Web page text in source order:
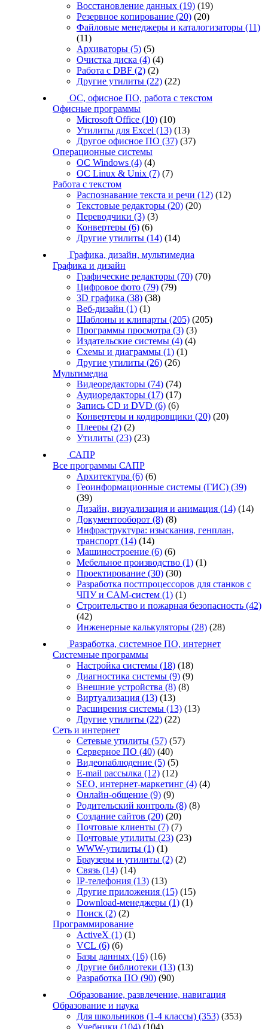
Восстановление данных (19) (19)
Резервное копирование (20) (20)
Файловые менеджеры и каталогизаторы (11)
(11)
Архиваторы (5) (5)
Очистка диска (4) (4)
Работа с DBF (2) (2)
Другие утилиты (22) (22)
ОС, офисное ПО, работа с текстом
Офисные программы
Microsoft Office (10) (10)
Утилиты для Excel (13) (13)
Другое офисное ПО (37) (37)
Операционные системы
ОС Windows (4) (4)
ОС Linux & Unix (7) (7)
Работа с текстом
Распознавание текста и речи (12) (12)
Текстовые редакторы (20) (20)
Переводчики (3) (3)
Конвертеры (6) (6)
Другие утилиты (14) (14)
Графика, дизайн, мультимедиа
Графика и дизайн
Графические редакторы (70) (70)
Цифровое фото (79) (79)
3D графика (38) (38)
Веб-дизайн (1) (1)
Шаблоны и клипарты (205) (205)
Программы просмотра (3) (3)
Издательские системы (4) (4)
Схемы и диаграммы (1) (1)
Другие утилиты (26) (26)
Мультимедиа
Видеоредакторы (74) (74)
Аудиоредакторы (17) (17)
Запись CD и DVD (6) (6)
Конвертеры и кодировщики (20) (20)
Плееры (2) (2)
Утилиты (23) (23)
САПР
Все программы САПР
Архитектура (6) (6)
Геоинформационные системы (ГИС) (39)
(39)
Дизайн, визуализация и анимация (14) (14)
Документооборот (8) (8)
Инфраструктура: изыскания, генплан,
транспорт (14) (14)
Машиностроение (6) (6)
Мебельное производство (1) (1)
Проектирование (30) (30)
Разработка постпроцессоров для станков с
ЧПУ и CAM-систем (1) (1)
Строительство и пожарная безопасность (42)
(42)
Инженерные калькуляторы (28) (28)
Разработка, системное ПО, интернет
Системные программы
Настройка системы (18) (18)
Диагностика системы (9) (9)
Внешние устройства (8) (8)
Виртуализация (13) (13)
Расширения системы (13) (13)
Другие утилиты (22) (22)
Сеть и интернет
Сетевые утилиты (57) (57)
Серверное ПО (40) (40)
Видеонаблюдение (5) (5)
E-mail рассылка (12) (12)
SEO, интернет-маркетинг (4) (4)
Онлайн-общение (9) (9)
Родительский контроль (8) (8)
Создание сайтов (20) (20)
Почтовые клиенты (7) (7)
Почтовые утилиты (23) (23)
WWW-утилиты (1) (1)
Браузеры и утилиты (2) (2)
Связь (14) (14)
IP-телефония (13) (13)
Другие приложения (15) (15)
Download-менеджеры (1) (1)
Поиск (2) (2)
Программирование
ActiveX (1) (1)
VCL (6) (6)
Базы данных (16) (16)
Другие библиотеки (13) (13)
Разработка ПО (90) (90)
Образование, развлечение, навигация
Образование и наука
Для школьников (1-4 классы) (353) (353)